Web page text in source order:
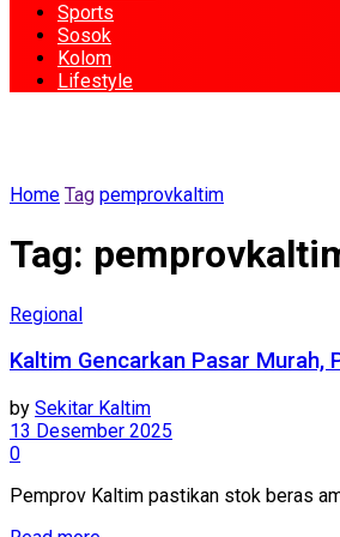
Sports
Sosok
Kolom
Lifestyle
Home Tag pemprovkaltim
Tag:
Regional
Kaltim Gencarkan Pasar Murah,
by Sekitar Kaltim
13 Desember 2025
0
Pemprov Kaltim pastikan stok beras